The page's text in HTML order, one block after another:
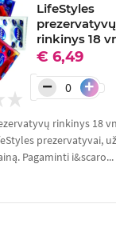
LifeStyles
prezervatyvų
rinkinys 18
€ 6,49
− +
rinkinys 18
prezervatyvai, už
Pagaminti i&scaro...